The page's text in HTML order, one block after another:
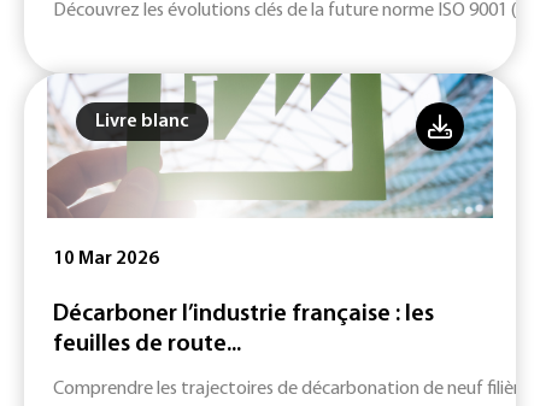
Découvrez les évolutions clés de la future norme ISO 9001
Livre blanc
10 Mar 2026
Décarboner l’industrie française : les
feuilles de route...
Comprendre les trajectoires de décarbonation de neuf